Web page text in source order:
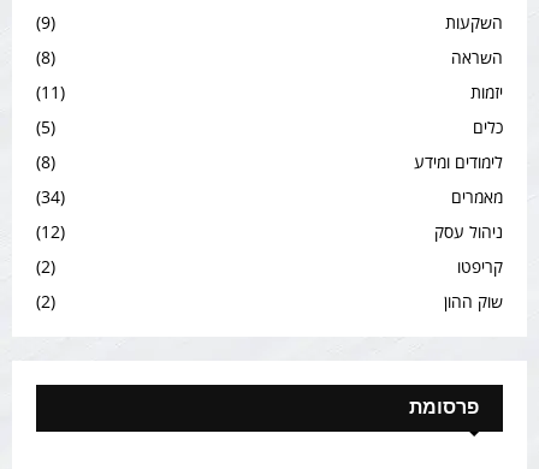
השקעות
(9)
השראה
(8)
יזמות
(11)
כלים
(5)
לימודים ומידע
(8)
מאמרים
(34)
ניהול עסק
(12)
קריפטו
(2)
שוק ההון
(2)
פרסומת